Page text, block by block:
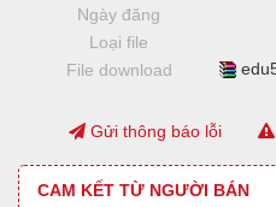
Ngày đăng
Loại file
File download
Gửi thông báo lỗi
CAM KẾT TỪ NGƯỜI BÁN